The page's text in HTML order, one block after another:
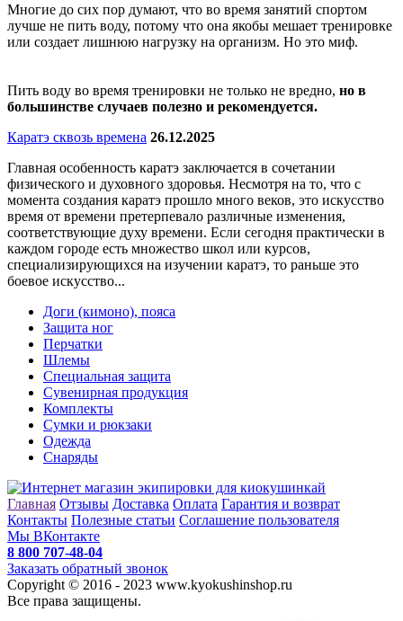
Многие до сих пор думают, что во время занятий спортом
лучше не пить воду, потому что она якобы мешает тренировке
или создает лишнюю нагрузку на организм. Но это миф.
Пить воду во время тренировки не только не вредно, но в
большинстве случаев полезно и рекомендуется.
Каратэ сквозь времена 26.12.2025
Главная особенность каратэ заключается в сочетании
физического и духовного здоровья. Несмотря на то, что с
момента создания каратэ прошло много веков, это искусство
время от времени претерпевало различные изменения,
соответствующие духу времени. Если сегодня практически в
каждом городе есть множество школ или курсов,
специализирующихся на изучении каратэ, то раньше это
боевое искусство...
Доги (кимоно), пояса
Защита ног
Перчатки
Шлемы
Специальная защита
Сувенирная продукция
Комплекты
Сумки и рюкзаки
Одежда
Снаряды
Главная Отзывы Доставка Оплата Гарантия и возврат
Контакты Полезные статьи Соглашение пользователя
Мы ВКонтакте
8 800 707-48-04
Заказать обратный звонок
Copyright © 2016 - 2023 www.kyokushinshop.ru
Все права защищены.